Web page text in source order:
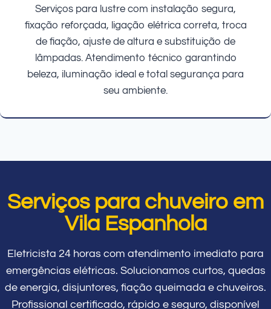
Serviços para lustre com instalação segura,
fixação reforçada, ligação elétrica correta, troca
de fiação, ajuste de altura e substituição de
lâmpadas. Atendimento técnico garantindo
beleza, iluminação ideal e total segurança para
seu ambiente.
Serviços para chuveiro em
Vila Espanhola
Eletricista 24 horas com atendimento imediato para
emergências elétricas. Solucionamos curtos, quedas
de energia, disjuntores, fiação queimada e chuveiros.
Profissional certificado, rápido e seguro, disponível